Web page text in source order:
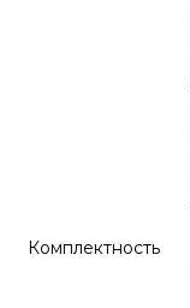
Комплектность